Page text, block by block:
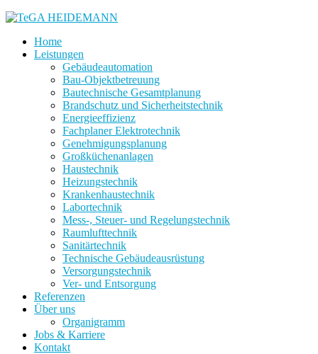
Home
Leistungen
Gebäudeautomation
Bau-Objektbetreuung
Bautechnische Gesamtplanung
Brandschutz und Sicherheitstechnik
Energieeffizienz
Fachplaner Elektrotechnik
Genehmigungsplanung
Großküchenanlagen
Haustechnik
Heizungstechnik
Krankenhaustechnik
Labortechnik
Mess-, Steuer- und Regelungstechnik
Raumlufttechnik
Sanitärtechnik
Technische Gebäudeausrüstung
Versorgungstechnik
Ver- und Entsorgung
Referenzen
Über uns
Organigramm
Jobs & Karriere
Kontakt